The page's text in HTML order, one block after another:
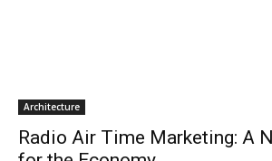
Architecture
Radio Air Time Marketing: A